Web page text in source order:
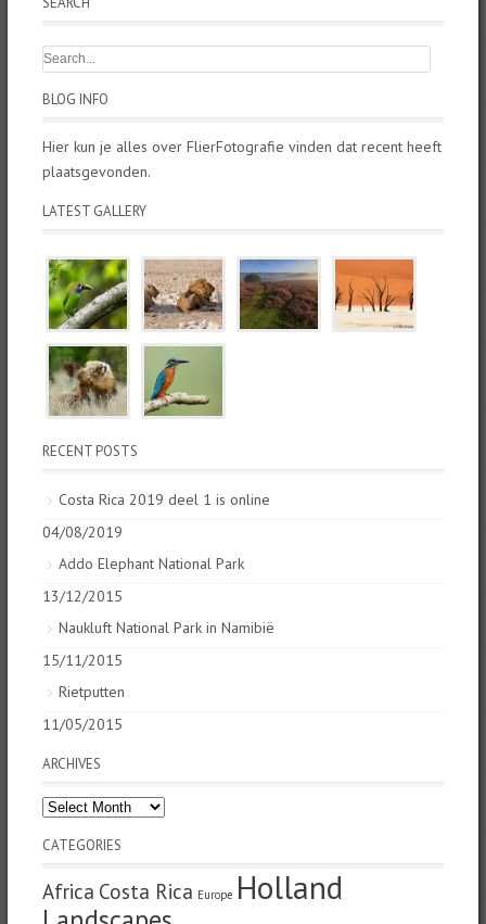
BLOG INFO
Hier kun je alles over FlierFotografie vinden dat recent heeft
plaatsgevonden.
LATEST GALLERY
RECENT POSTS
Costa Rica 2019 deel 1 is online
04/08/2019
Addo Elephant National Park
13/12/2015
Naukluft National Park in Namibië
15/11/2015
Rietputten
11/05/2015
ARCHIVES
Archives
CATEGORIES
Africa Costa Rica Europe Holland